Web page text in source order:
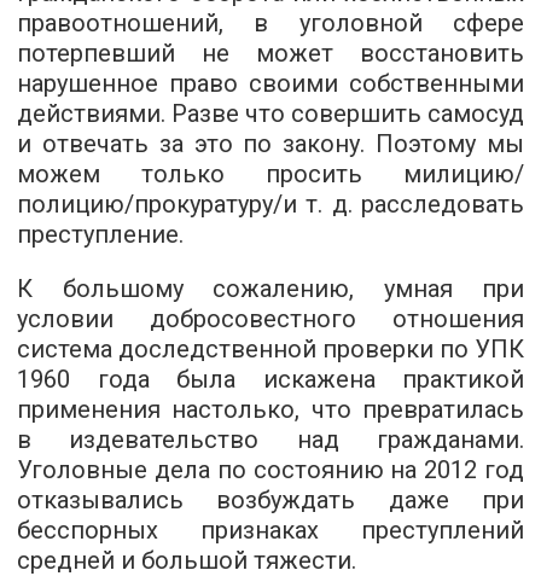
правоотношений, в уголовной сфере
потерпевший не может восстановить
нарушенное право своими собственными
действиями. Разве что совершить самосуд
и отвечать за это по закону. Поэтому мы
можем только просить милицию/
полицию/прокуратуру/и т. д. расследовать
преступление.
К большому сожалению, умная при
условии добросовестного отношения
система доследственной проверки по УПК
1960 года была искажена практикой
применения настолько, что превратилась
в издевательство над гражданами.
Уголовные дела по состоянию на 2012 год
отказывались возбуждать даже при
бесспорных признаках преступлений
средней и большой тяжести.